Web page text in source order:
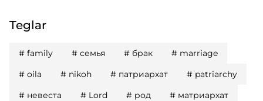
Teglar
# family # семья # брак # marriage
# oila # nikoh # патриархат # patriarchy
# невеста # Lord # род # матриархат